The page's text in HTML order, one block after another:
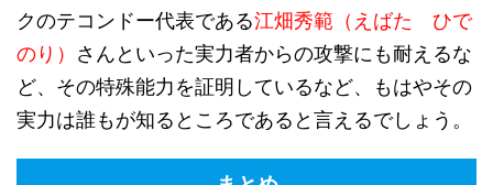
クのテコンドー代表である江畑秀範（えばた ひで
のり） さんといった実力者からの攻撃にも耐えるな
ど、その特殊能力を証明しているなど、もはやその
実力は誰もが知るところであると言えるでしょう。